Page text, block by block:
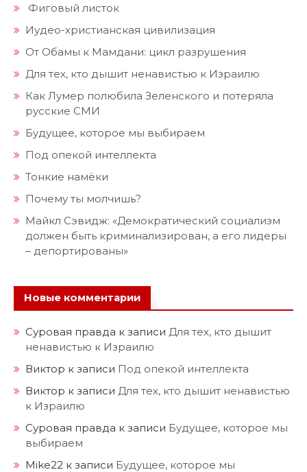
Фиговый листок
Иудео-христианская цивилизация
От Обамы к Мамдани: цикл разрушения
Для тех, кто дышит ненавистью к Израилю
Как Лумер полюбила Зеленского и потеряла
русские СМИ
Будущее, которое мы выбираем
Под опекой интеллекта
Тонкие намёки
Почему ты молчишь?
Майкл Сэвидж: «Демократический социализм
должен быть криминализирован, а его лидеры
– депортированы»
Новые комментарии
Суровая правда к записи Для тех, кто дышит
ненавистью к Израилю
Виктор к записи Под опекой интеллекта
Виктор к записи Для тех, кто дышит ненавистью
к Израилю
Суровая правда к записи Будущее, которое мы
выбираем
Mike22 к записи Будущее, которое мы